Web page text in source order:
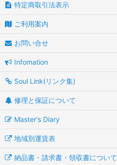
特定商取引法表示
ご利用案内
お問い合せ
Infomation
Soul Link(リンク集)
修理と保証について
Master's Diary
地域別運賃表
納品書・請求書・領収書について